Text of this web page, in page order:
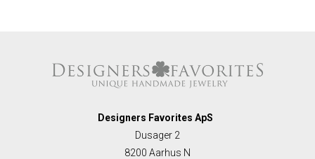
Designers Favorites ApS
Dusager 2
8200 Aarhus N